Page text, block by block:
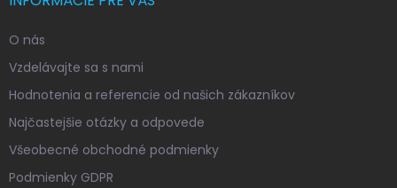
O nás
Vzdelávajte sa s nami
Hodnotenia a referencie od našich zákazníkov
Najčastejšie otázky a odpovede
Všeobecné obchodné podmienky
Podmienky GDPR